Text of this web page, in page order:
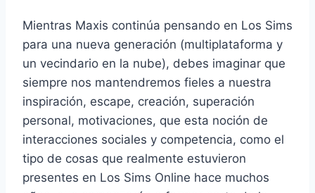
Mientras Maxis continúa pensando en Los Sims
para una nueva generación (multiplataforma y
un vecindario en la nube), debes imaginar que
siempre nos mantendremos fieles a nuestra
inspiración, escape, creación, superación
personal, motivaciones, que esta noción de
interacciones sociales y competencia, como el
tipo de cosas que realmente estuvieron
presentes en Los Sims Online hace muchos